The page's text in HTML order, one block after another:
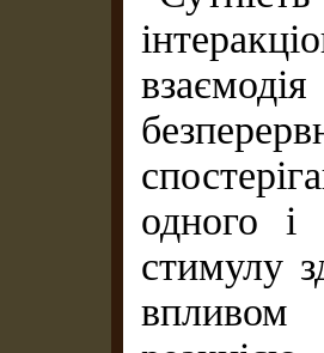
одного і
стимулу
впливом